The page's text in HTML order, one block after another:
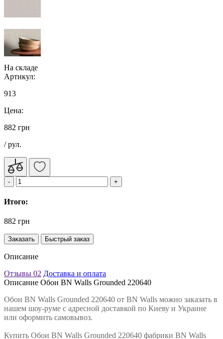
На складе
Артикул:
913
Цена:
882 грн
/ рул.
Итого:
882 грн
Заказать Быстрый заказ
Описание
Отзывы 02 Доставка и оплата
Описание Обои BN Walls Grounded 220640
Обои BN Walls Grounded 220640 от BN Walls можно заказать в
нашем шоу-руме с адресной доставкой по Киеву и Украине
или оформить самовывоз.
Купить Обои BN Walls Grounded 220640 фабрики BN Walls